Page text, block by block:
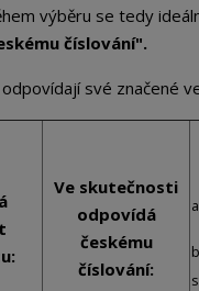
výběru se tedy
číslování".
své značené
Ve skutečnosti
odpovídá
českému
číslování: